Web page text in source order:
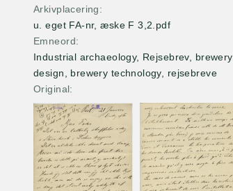
Arkivplacering
u. eget FA-nr, æske F 3,2.pdf
Emneord
Industrial archaeology, Rejsebrev, brewery
design, brewery technology, rejsebreve
Original